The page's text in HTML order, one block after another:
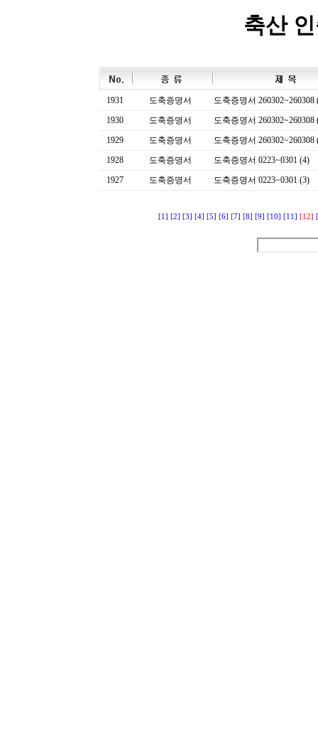
축산
1931 도축증명서
도축증명서 260302~260308
1930
도축증명서
도축증명서 260302~260308
1929
도축증명서
도축증명서 260302~260308
1928
도축증명서
도축증명서 0223~0301 (4)
1927
도축증명서 도축증명서 0223~0301 (3)
[1] [2] [3] [4] [5] [6] [7] [8] [9] [10] [11] [12]